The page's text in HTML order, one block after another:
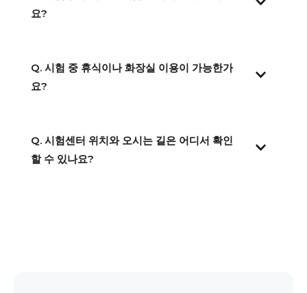
요?
Q. 시험 중 휴식이나 화장실 이용이 가능한가
요?
Q. 시험센터 위치와 오시는 길은 어디서 확인
할 수 있나요?